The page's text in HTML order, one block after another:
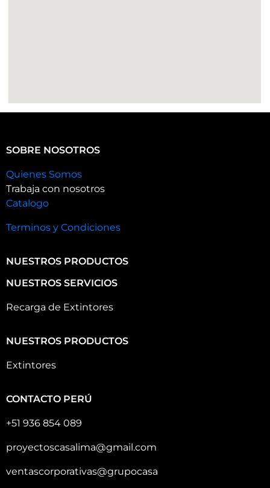
SOBRE NOSOTROS
Quienes Somos
Trabaja con nosotros
Catalogo
Terminos y Condiciones
NUESTROS PRODUCTOS
NUESTROS SERVICIOS
Recarga de Extintores
NUESTROS PRODUCTOS
Extintores
CONTACTO PERÚ
+51 936 854 089
proyectoscasalima@gmail.com
ventascorporativas@grupocasa